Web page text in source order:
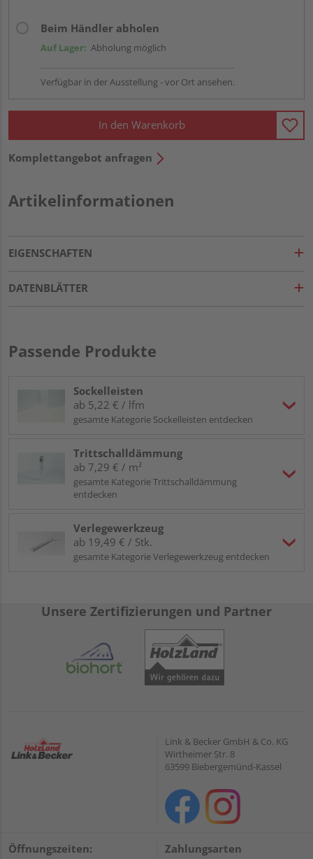
Beim Händler abholen
Auf Lager: Abholung möglich
Verfügbar in der Ausstellung - vor Ort ansehen.
In den Warenkorb
Komplettangebot anfragen
Artikelinformationen
EIGENSCHAFTEN
DATENBLÄTTER
Passende Produkte
Sockelleisten
ab 5,22 € / lfm
gesamte Kategorie Sockelleisten entdecken
Trittschalldämmung
ab 7,29 € / m²
gesamte Kategorie Trittschalldämmung
entdecken
Verlegewerkzeug
ab 19,49 € / Stk.
gesamte Kategorie Verlegewerkzeug entdecken
Unsere Zertifizierungen und Partner
Link & Becker GmbH & Co. KG
Wirtheimer Str. 8
63599 Biebergemünd-Kassel
Öffnungszeiten: Zahlungsarten